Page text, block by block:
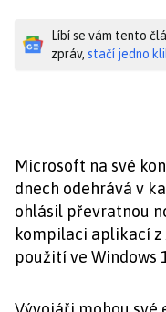
Líbí se vám tento
zpráv, stačí jedno
Microsoft na své
dnech odehrává v
ohlásil převratnou
kompilaci aplikací z
použití ve Windows